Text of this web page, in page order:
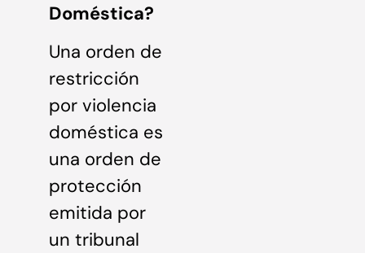
Doméstica?
Una orden de
restricción
por violencia
doméstica es
una orden de
protección
emitida por
un tribunal